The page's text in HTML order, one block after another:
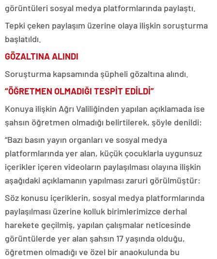
görüntüleri sosyal medya platformlarında paylaştı.
Tepki çeken paylaşım üzerine olaya ilişkin soruşturma
başlatıldı.
GÖZALTINA ALINDI
Soruşturma kapsamında şüpheli gözaltına alındı.
“ÖĞRETMEN OLMADIĞI TESPİT EDİLDİ”
Konuya ilişkin Ağrı Valiliğinden yapılan açıklamada ise
şahsın öğretmen olmadığı belirtilerek, şöyle denildi:
“Bazı basın yayın organları ve sosyal medya
platformlarında yer alan, küçük çocuklarla uygunsuz
içerikler içeren videoların paylaşılması olayına ilişkin
aşağıdaki açıklamanın yapılması zaruri görülmüştür:
Söz konusu içeriklerin, sosyal medya platformlarında
paylaşılması üzerine kolluk birimlerimizce derhal
harekete geçilmiş, yapılan çalışmalar neticesinde
görüntülerde yer alan şahsın 17 yaşında olduğu,
öğretmen olmadığı ve özel bir anaokulunda bu